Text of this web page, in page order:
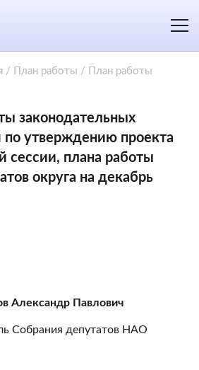
/ План работы / План работы
законодательных
утверждению проекта
сессии, плана работы
округа на декабрь
Александр Павлович
Собрания депутатов НАО